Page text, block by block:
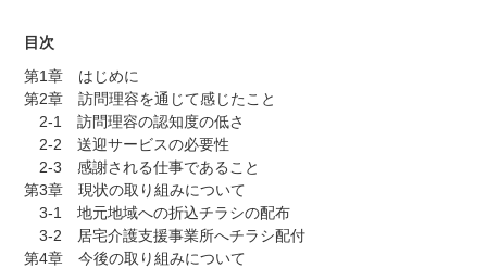
目次
第1章 はじめに
第2章 訪問理容を通じて感じたこと
2-1 訪問理容の認知度の低さ
2-2 送迎サービスの必要性
2-3 感謝される仕事であること
第3章 現状の取り組みについて
3-1 地元地域への折込チラシの配布
3-2 居宅介護支援事業所へチラシ配付
第4章 今後の取り組みについて